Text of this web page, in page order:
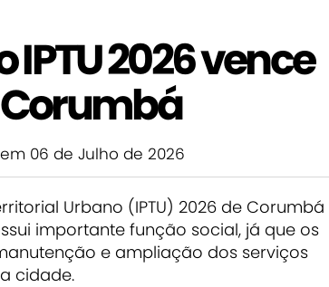
2026 vence
em 06 de Julho de 2026
Urbano (IPTU) 2026 de Corumbá
importante função social, já que os
e ampliação dos serviços
cidade.